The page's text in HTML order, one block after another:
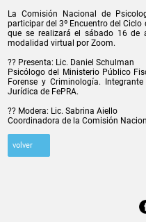
La Comisión Nacional de
participar del 3º Encuentro del
que se realizará el sábado 16 de
modalidad virtual por Zoom.
?? Presenta: Lic. Daniel Schulman
Psicólogo del Ministerio Público
Forense y Criminología.
Jurídica de FePRA.
?? Modera: Lic. Sabrina Aiello
Coordinadora de la Comisión